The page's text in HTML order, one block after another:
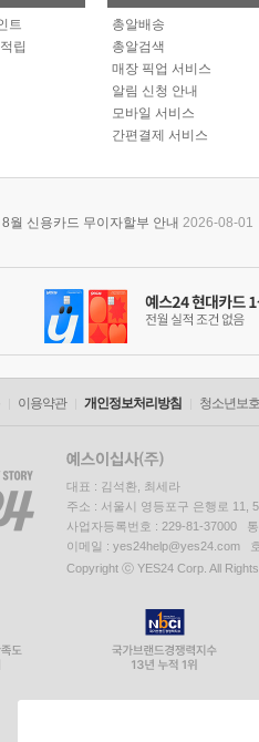
트
립
총알배송
총알검색
매장 픽업 서비스
알림 신청 안내
모바일 서비스
간편결제 서비스
8월 신용카드 무이자할부 안내 2026-08-01
이용약관 개인정보처리방침 청소년보
대표 : 김석환, 최세라
주소 : 서울시 영등포구 은행로 11,
사업자등록번호 : 229-81-37000
이메일 : yes24help@yes24.com
Copyright ⓒ YES24 Corp. All